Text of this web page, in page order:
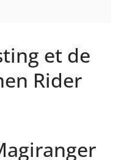
et de
Rider